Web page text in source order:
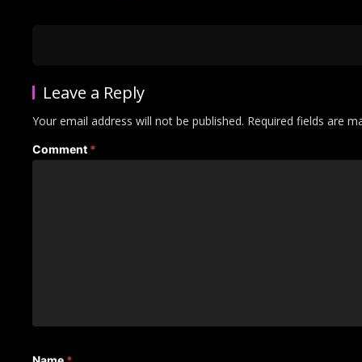
Leave a Reply
Your email address will not be published. Required fields are
Comment *